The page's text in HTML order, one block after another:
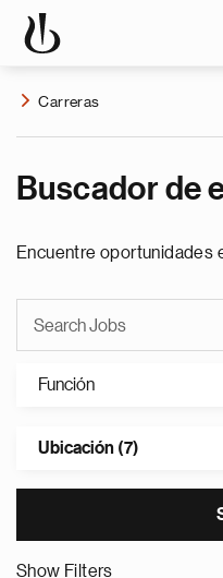
Carreras
Buscador de
Encuentre oportunidades
Función
Ubicación (7)
Show Filters